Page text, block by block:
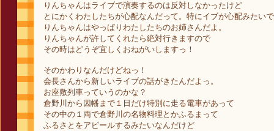
りんちゃんはライブで演奏するのは反対しなかったけど
とにかくわたしたちが心配なんだって。特にイブが心配みたい
りんちゃんはやっぱりわたしたちのお姉さんだよ。
りんちゃんが許してくれたら絶対行きますので
その時はどうぞ宜しくおねがいしますっ！
そのかわりなんだけどねっ！
会長さんから新しいライブの話がきたんだよっ。
お座敷列車っていうのかな？
倉野川から因幡まで１日だけ特別に走る電車があって
その中の１両で倉野川の名物料理とかふるまって
ふるさとをアピールするみたいなんだけど